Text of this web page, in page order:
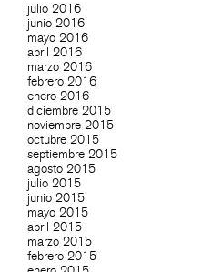
julio 2016
junio 2016
mayo 2016
abril 2016
marzo 2016
febrero 2016
enero 2016
diciembre 2015
noviembre 2015
octubre 2015
septiembre 2015
agosto 2015
julio 2015
junio 2015
mayo 2015
abril 2015
marzo 2015
febrero 2015